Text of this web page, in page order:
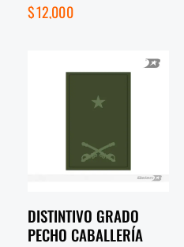
$12,000
DISTINTIVO GRADO
PECHO CABALLERÍA